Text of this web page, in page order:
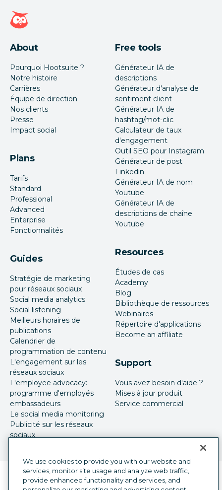
Page d'accueil Hootsuite
About
Pourquoi Hootsuite ?
Notre histoire
Carrières
Équipe de direction
Nos clients
Presse
Impact social
Plans
Tarifs
Standard
Professional
Advanced
Enterprise
Fonctionnalités
Guides
Stratégie de marketing
pour réseaux sociaux
Social media analytics
Social listening
Meilleurs horaires de
publications
Calendrier de
programmation de contenu
L'engagement sur les
réseaux sociaux
L'employee advocacy:
programme d'employés
embassadeurs
Le social media monitoring
Publicité sur les réseaux
sociaux
Free tools
Générateur IA de
descriptions
Générateur d'analyse de
sentiment client
Générateur IA de
hashtag/mot-clic
Calculateur de taux
d'engagement
Outil SEO pour Instagram
Générateur de post
Linkedin
Générateur IA de nom
Youtube
Générateur IA de
descriptions de chaîne
Youtube
Resources
Études de cas
Academy
Blog
Bibliothèque de ressources
Webinaires
Répertoire d'applications
Become an affiliate
Support
Vous avez besoin d'aide ?
Mises à jour produit
Service commercial
Sélecteur de langue
French
We use cookies to provide you with our website and
services, monitor site usage and analyze web traffic,
provide enhanced functionality and services, and